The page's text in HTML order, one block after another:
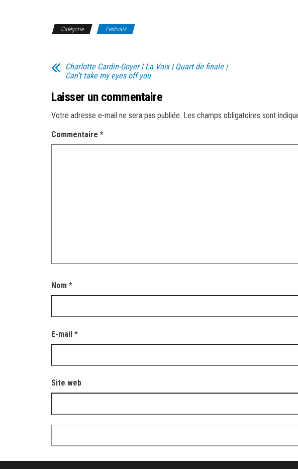
Catégorie Festivals
Charlotte Cardin-Goyer | La Voix | Quart de finale |
Can’t take my eyes off you
Laisser un commentaire
Votre adresse e-mail ne sera pas publiée. Les champs obligatoires sont
Commentaire *
Nom *
E-mail *
Site web